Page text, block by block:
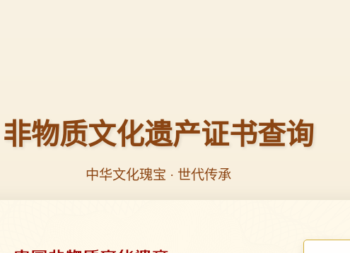
非物质文化遗产证书查询
中华文化瑰宝 · 世代传承